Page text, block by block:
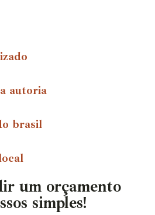
autoria
brasil
um orçamento
simples!